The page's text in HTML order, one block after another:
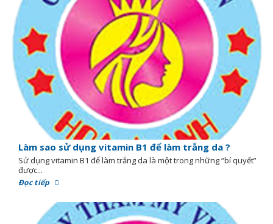
Làm sao sử dụng vitamin B1 để làm trắng da ?
Sử dụng vitamin B1 để làm trắng da là một trong những “bí quyết”
được...
Đọc tiếp